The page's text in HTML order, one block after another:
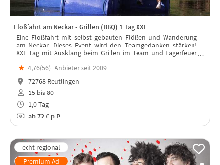
Floßfahrt am Neckar - Grillen (BBQ) 1 Tag XXL
Eine Floßfahrt mit selbst gebauten Flößen und Wanderung
am Neckar. Dieses Event wird den Teamgedanken stärken!
XXL Tag mit Ausklang beim Grillen im Team und Lagerfeuer
0513504
★ 4,76(56) Anbieter seit 2009
72768 Reutlingen
15 bis 80
1,0 Tag
ab72 € p.P.